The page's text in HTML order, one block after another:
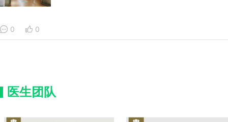
0 0
医生团队